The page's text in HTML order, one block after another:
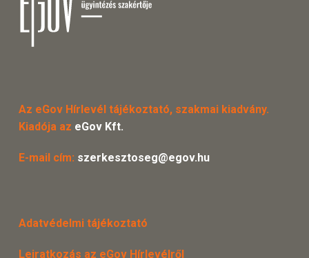
Az eGov Hírlevél tájékoztató, szakmai kiadvány.
Kiadója az eGov Kft.
E-mail cím: szerkesztoseg@egov.hu
Adatvédelmi tájékoztató
Leiratkozás az eGov Hírlevélről